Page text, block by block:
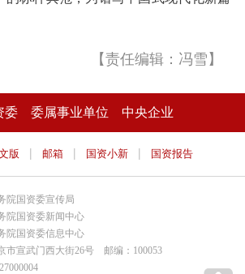
【责任编辑：冯雪】
委 委属事业单位 中央企业
版 | 邮箱 | 国资小新 | 国资报告
院国资委宣传局
院国资委新闻中心
院国资委信息中心
市宣武门西大街26号 邮编：100053